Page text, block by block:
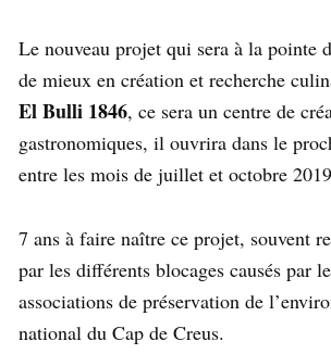
Le nouveau projet qui sera à la pointe
de mieux en création et recherche
El Bulli 1846, ce sera un centre de
gastronomiques, il ouvrira dans le
entre les mois de juillet et octobre
7 ans à faire naître ce projet, souvent
par les différents blocages causés par
associations de préservation de
national du Cap de Creus.